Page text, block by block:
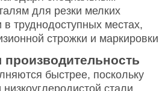
для резки мелких
в труднодоступных местах,
строжки и маркировки
быстрее, поскольку
низкоуглеродистой стали